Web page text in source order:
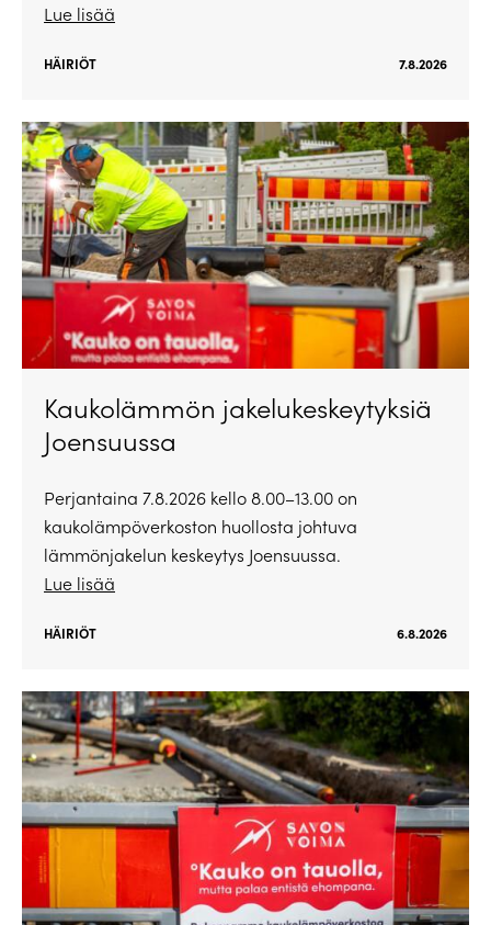
Lue lisää
HÄIRIÖT 7.8.2026
Kaukolämmön jakelukeskeytyksiä
Joensuussa
Perjantaina 7.8.2026 kello 8.00–13.00 on
kaukolämpöverkoston huollosta johtuva
lämmönjakelun keskeytys Joensuussa.
Lue lisää
HÄIRIÖT 6.8.2026